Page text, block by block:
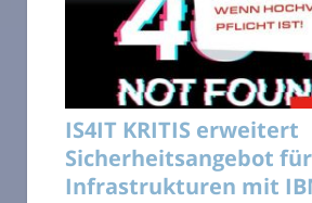
IS4IT KRITIS erweitert
Sicherheitsangebot
Infrastrukturen mit